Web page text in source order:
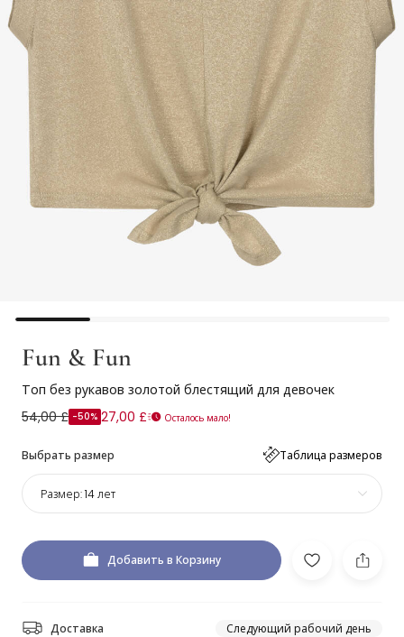
Fun & Fun
Топ без рукавов золотой блестящий для девочек
54,00 £ -50% 27,00 £ Осталось мало!
Выбрать размер Таблица размеров
Размер:14 лет
Добавить в Корзину
Доставка Следующий рабочий день